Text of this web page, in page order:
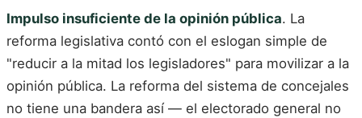
Impulso insuficiente de la opinión pública. La
reforma legislativa contó con el eslogan simple de
"reducir a la mitad los legisladores" para movilizar a la
opinión pública. La reforma del sistema de concejales
no tiene una bandera así — el electorado general no